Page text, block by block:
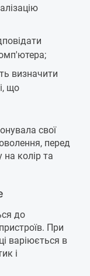
визначити
що
свої
перед
на колір та
до
При
варіюється в
і